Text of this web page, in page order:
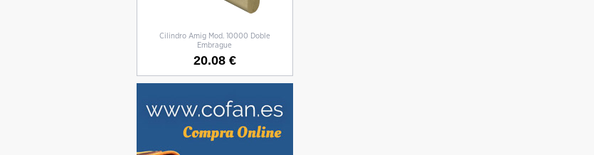
Cilindro Amig Mod. 10000 Doble
Embrague
20.08 €